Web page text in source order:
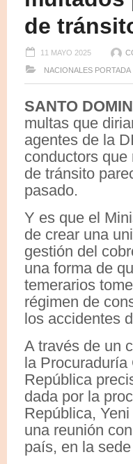
de
11 MAYO 2025
NACIONALES PORTADA
SANTO
multas que
agentes de la
conductors
de tránsito
pasado.
Y es que el
de crear una
gestión del
una forma de
temerarios
régimen de
los accidentes
A través de un
la Procuraduría
República
dada por la
República,
una reunión
país, en la